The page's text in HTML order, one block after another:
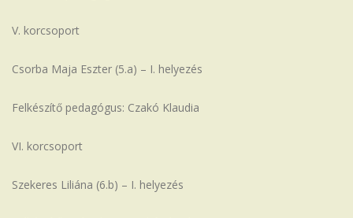
V. korcsoport
Csorba Maja Eszter (5.a) – I. helyezés
Felkészítő pedagógus: Czakó Klaudia
VI. korcsoport
Szekeres Liliána (6.b) – I. helyezés